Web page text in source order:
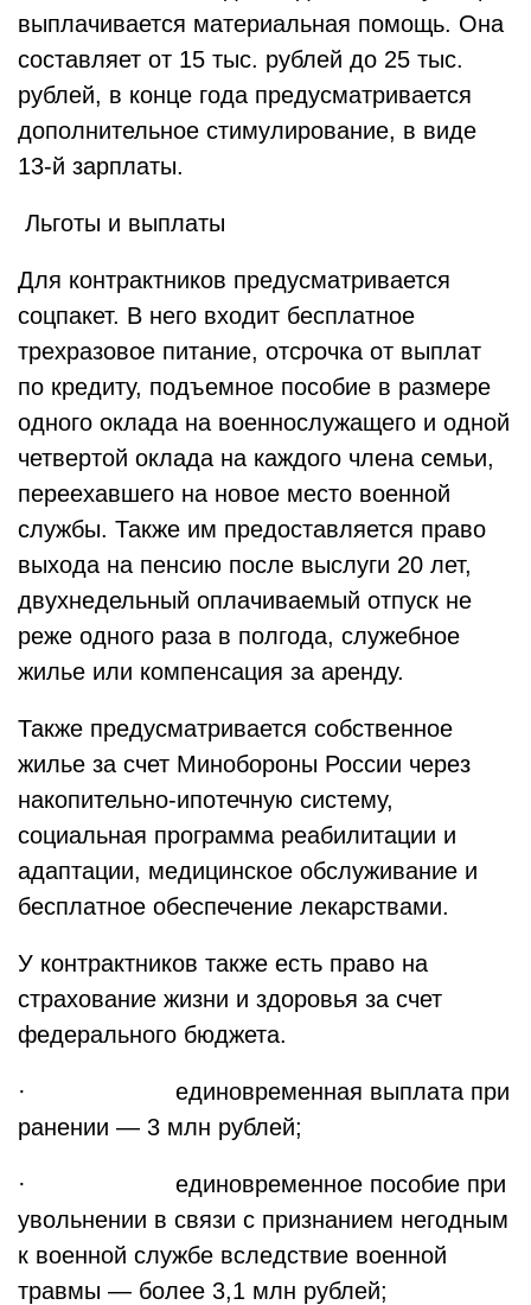
выплачивается материальная помощь. Она
составляет от 15 тыс. рублей до 25 тыс.
рублей, в конце года предусматривается
дополнительное стимулирование, в виде
13-й зарплаты.
Льготы и выплаты
Для контрактников предусматривается
соцпакет. В него входит бесплатное
трехразовое питание, отсрочка от выплат
по кредиту, подъемное пособие в размере
одного оклада на военнослужащего и одной
четвертой оклада на каждого члена семьи,
переехавшего на новое место военной
службы. Также им предоставляется право
выхода на пенсию после выслуги 20 лет,
двухнедельный оплачиваемый отпуск не
реже одного раза в полгода, служебное
жилье или компенсация за аренду.
Также предусматривается собственное
жилье за счет Минобороны России через
накопительно-ипотечную систему,
социальная программа реабилитации и
адаптации, медицинское обслуживание и
бесплатное обеспечение лекарствами.
У контрактников также есть право на
страхование жизни и здоровья за счет
федерального бюджета.
· единовременная выплата при
ранении — 3 млн рублей;
· единовременное пособие при
увольнении в связи с признанием негодным
к военной службе вследствие военной
травмы — более 3,1 млн рублей;